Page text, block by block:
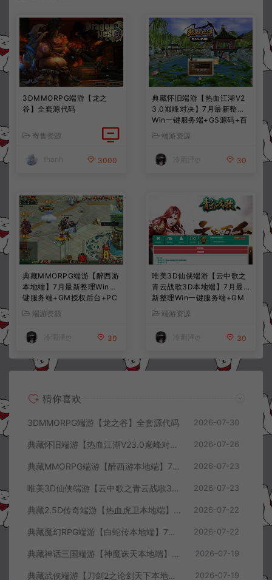
3DMMORPG端游【龙之
谷】全套源代码
寄售资源
thanh 3000
典藏怀旧端游【热血江湖V2
3.0巅峰对决】7月最新整理
Win一键服务端+GS源码+百
宝阁+在线GM工具+PC客户
端+详细搭建教程
端游资源
冷雨泽ღ 30
典藏MMORPG端游【醉西游
本地端】7月最新整理Win一
键服务端+GM授权后台+PC
客户端+详细搭建教程
端游资源
冷雨泽ღ 30
唯美3D仙侠端游【云中歌之
青云战歌3D本地端】7月最
新整理Win一键服务端+GM
工具+PC客户端+详细搭建教
端游资源
冷雨泽ღ 30
猜你喜欢
3DMMORPG端游【龙之谷】全套源代码 2026-07-30
典藏怀旧端游【热血江湖V23.0巅峰对决】7月最新整理Win一键服务端+GS源码+百宝阁+在线GM工具+PC客户端+详细搭建教程 2026-07-26
典藏MMORPG端游【醉西游本地端】7月最新整理Win一键服务端+GM授权后台+PC客户端+详细搭建教程 2026-07-23
唯美3D仙侠端游【云中歌之青云战歌3D本地端】7月最新整理Win一键服务端+GM工具+PC客户端+详细搭建教程 2026-07-23
典藏2.5D传奇端游【热血虎卫本地端】7月最新整理Win一键服务端+充值教程+PC客户端+详细搭建教程 2026-07-22
典藏魔幻RPG端游【白蛇传本地端】7月最新整理Win一键服务端+GM工具+PC客户端+详细搭建教程 2026-07-22
典藏神话三国端游【神魔诛天本地端】7月最新整理Win一键服务端+充值教程+PC客户端+详细搭建教程 2026-07-19
典藏武侠端游【刀剑2之论剑天下本地端】7月最新整理Win一键服务端+GM工具+PC客户端+详细搭建教程 2026-07-19